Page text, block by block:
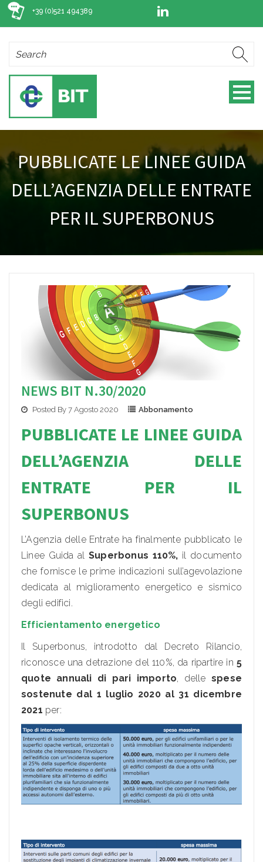
+39 (0)521 494389
PUBBLICATE LE LINEE GUIDA
DELL’AGENZIA DELLE ENTRATE
PER IL SUPERBONUS
NEWS BIT N.30/2020
Posted By 7 Agosto 2020 Abbonamento
PUBBLICATE LE LINEE GUIDA
DELL’AGENZIA DELLE
ENTRATE PER IL
SUPERBONUS
L’Agenzia delle Entrate ha finalmente pubblicato le
Linee Guida alSuperbonus 110%, il documento
che fornisce le prime indicazioni sull’agevolazione
dedicata al miglioramento energetico e sismico
degli edifici.
Efficientamento energetico
Il Superbonus, introdotto dal Decreto Rilancio,
riconosce una detrazione del 110%, da ripartire in 5
quote annuali di pari importo, delle spese
sostenute dal 1 luglio 2020 al 31 dicembre
2021 per: